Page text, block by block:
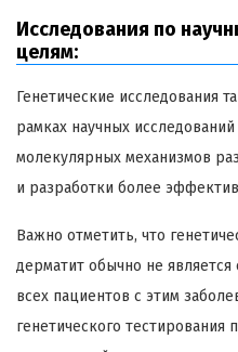
Исследования по
целям:
Генетические исследования
рамках научных
молекулярных механизмов
и разработки более
Важно отметить, что
дерматит обычно не является
всех пациентов с этим
генетического тестирования